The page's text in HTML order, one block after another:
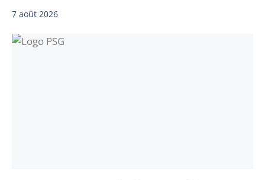
7 août 2026